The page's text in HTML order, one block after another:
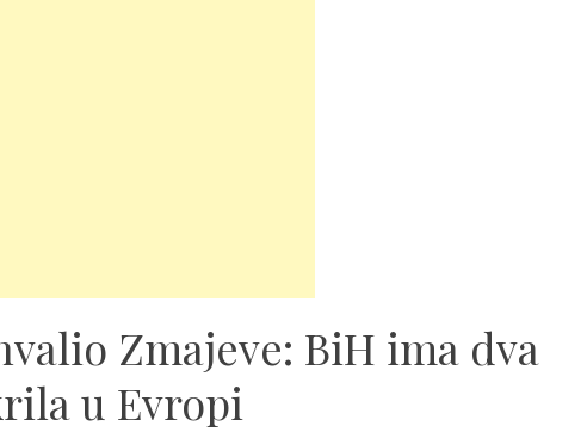
Zmajeve: BiH ima dva
u Evropi